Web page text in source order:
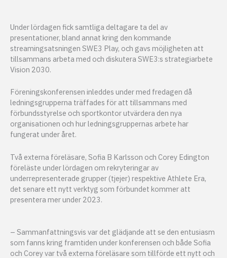
Under lördagen fick samtliga deltagare ta del av
presentationer, bland annat kring den kommande
streamingsatsningen SWE3 Play, och gavs möjligheten att
tillsammans arbeta med och diskutera SWE3:s strategiarbete
Vision 2030.
Föreningskonferensen inleddes under med fredagen då
ledningsgrupperna träffades för att tillsammans med
förbundsstyrelse och sportkontor utvärdera den nya
organisationen och hur ledningsgruppernas arbete har
fungerat under året.
Två externa föreläsare, Sofia B Karlsson och Corey Edington
föreläste under lördagen om rekryteringar av
underrepresenterade grupper (tjejer) respektive Athlete Era,
det senare ett nytt verktyg som förbundet kommer att
presentera mer under 2023.
– Sammanfattningsvis var det glädjande att se den entusiasm
som fanns kring framtiden under konferensen och både Sofia
och Corey var två externa föreläsare som tillförde ett nytt och